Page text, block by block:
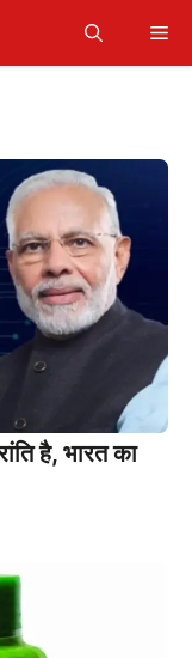
है, भारत का